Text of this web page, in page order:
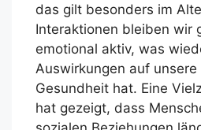
das gilt besonders im
Interaktionen bleiben wir
emotional aktiv, was
Auswirkungen auf unsere
Gesundheit hat. Eine
hat gezeigt, dass